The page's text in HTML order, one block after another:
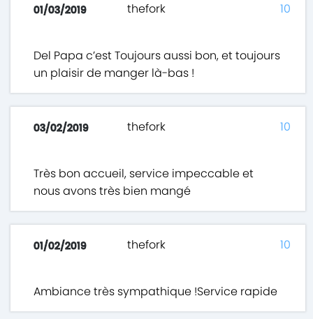
01/03/2019 thefork
Del Papa c’est Toujours aussi bon, et toujours
un plaisir de manger là-bas !
10
03/02/2019 thefork
Très bon accueil, service impeccable et
nous avons très bien mangé
10
01/02/2019 thefork
Ambiance très sympathique !Service rapide
10